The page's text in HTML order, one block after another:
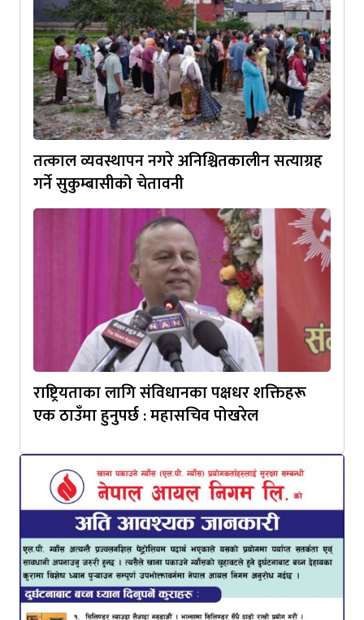
तत्काल व्यवस्थापन नगरे अनिश्चितकालीन सत्याग्रह
गर्ने सुकुम्बासीको चेतावनी
राष्ट्रियताका लागि संविधानका पक्षधर शक्तिहरू
एक ठाउँमा हुनुपर्छ : महासचिव पोखरेल